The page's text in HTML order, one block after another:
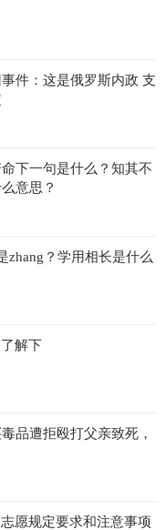
件：这是俄罗斯内政 支
下一句是什么？知其不
意思？
zhang？学用相长是什么
解下
品遭拒殴打父亲致死，
愿规定要求和注意事项